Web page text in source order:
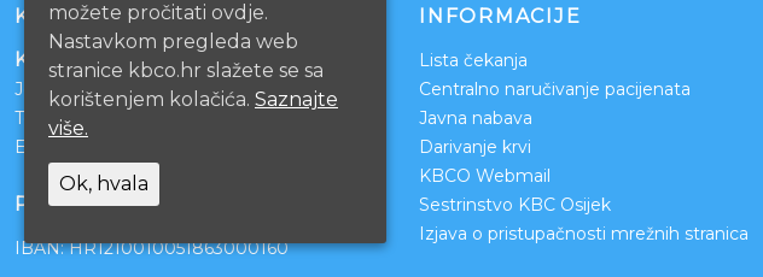
KONTAKT
Klinički bolnički centar Osijek
Josipa Huttlera 4
Tel:
031/511-511
Email:
POSLOVNI RAČUNI
IBAN: HR1210010051863000160
INFORMACIJE
Lista čekanja
Centralno naručivanje pacijenata
Javna nabava
Darivanje krvi
KBCO Webmail
Sestrinstvo KBC Osijek
Izjava o pristupačnosti mrežnih stranica
možete pročitati ovdje.
Nastavkom pregleda web
stranice kbco.hr slažete se sa
korištenjem kolačića. Saznajte
više.
Ok, hvala